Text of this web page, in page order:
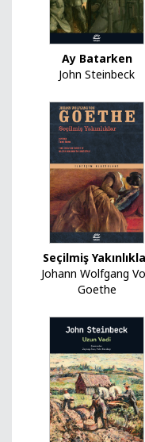
Ay Batarken
John Steinbeck
Seçilmiş
Johann Wolfgang
Goethe